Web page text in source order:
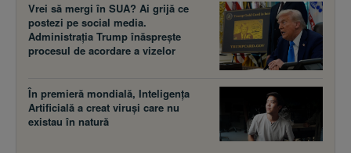
Vrei să mergi în SUA? Ai grijă ce
postezi pe social media.
Administrația Trump înăsprește
procesul de acordare a vizelor
În premieră mondială, Inteligența
Artificială a creat viruși care nu
existau în natură